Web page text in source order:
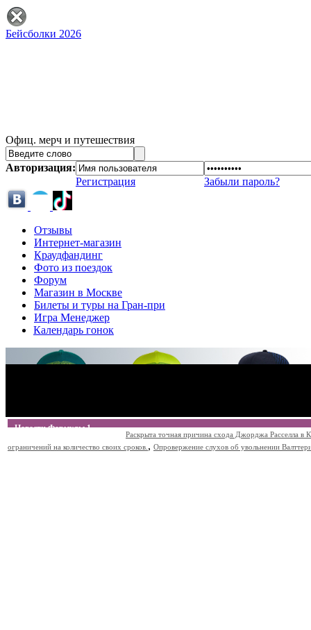
Бейсболки 2026
Офиц. мерч и путешествия
Авторизация:
Регистрация
Забыли пароль?
Отзывы
Интернет-магазин
Краудфандинг
Фото из поездок
Форум
Магазин в Москве
Билеты и туры на Гран-при
Игра Менеджер
Календарь гонок
Новости Формулы 1
Раскрыта точная причина схода Джорджа Расселла в
ограничений на количество своих сроков. , Опровержение слухов об увольнении